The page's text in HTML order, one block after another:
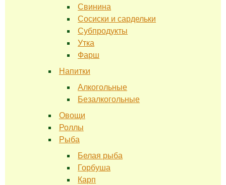
Свинина
Сосиски и сардельки
Субпродукты
Утка
Фарш
Напитки
Алкогольные
Безалкогольные
Овощи
Роллы
Рыба
Белая рыба
Горбуша
Карп